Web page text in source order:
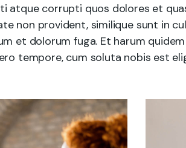
atque corrupti quos dolores et
non provident, similique sunt in
et dolorum fuga. Et harum
tempore, cum soluta nobis est